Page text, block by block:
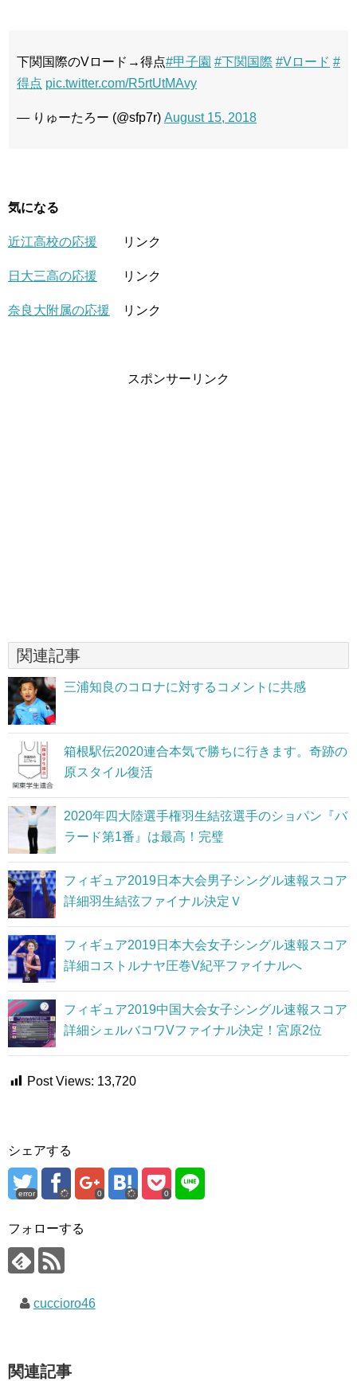
下関国際のVロード→得点#甲子園 #下関国際 #Vロード #
得点 pic.twitter.com/R5rtUtMAvy
— りゅーたろー (@sfp7r) August 15, 2018
気になる
近江高校の応援 リンク
日大三高の応援 リンク
奈良大附属の応援 リンク
スポンサーリンク
関連記事
三浦知良のコロナに対するコメントに共感
箱根駅伝2020連合本気で勝ちに行きます。奇跡の
原スタイル復活
2020年四大陸選手権羽生結弦選手のショパン『バ
ラード第1番』は最高！完璧
フィギュア2019日本大会男子シングル速報スコア
詳細羽生結弦ファイナル決定Ｖ
フィギュア2019日本大会女子シングル速報スコア
詳細コストルナヤ圧巻V紀平ファイナルへ
フィギュア2019中国大会女子シングル速報スコア
詳細シェルバコワVファイナル決定！宮原2位
Post Views: 13,720
シェアする
error 0 0
フォローする
cuccioro46
関連記事